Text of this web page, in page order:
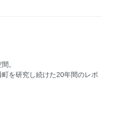
。
を研究し続けた20年間のレポ